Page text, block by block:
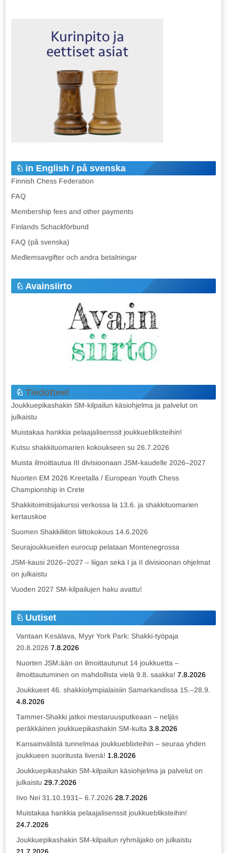
in English / på svenska
Finnish Chess Federation
FAQ
Membership fees and other payments
Finlands Schackförbund
FAQ (på svenska)
Medlemsavgifter och andra betalningar
Avainsiirto
Tiedotteet
Joukkuepikashakin SM-kilpailun käsiohjelma ja palvelut on
julkaistu
Muistakaa hankkia pelaajalisenssit joukkuebliksteihin!
Kutsu shakkituomarien kokoukseen su 26.7.2026
Muista ilmoittautua III divisioonaan JSM-kaudelle 2026–2027
Nuorten EM 2026 Kreetalla / European Youth Chess
Championship in Crete
Shakkitoimitsijakurssi verkossa la 13.6. ja shakkituomarien
kertauskoe
Suomen Shakkiliiton liittokokous 14.6.2026
Seurajoukkueiden eurocup pelataan Montenegrossa
JSM-kausi 2026–2027 – liigan sekä I ja II divisioonan ohjelmat
on julkaistu
Vuoden 2027 SM-kilpailujen haku avattu!
Uutiset
Vantaan Kesälava, Myyr York Park: Shakki-työpaja
20.8.2026 7.8.2026
Nuorten JSM:ään on ilmoittautunut 14 joukkuetta –
ilmoittautuminen on mahdollista vielä 9.8. saakka! 7.8.2026
Joukkueet 46. shakkiolympialaisiin Samarkandissa 15.–28.9.
4.8.2026
Tammer-Shakki jatkoi mestaruusputkeaan – neljäs
peräkkäinen joukkuepikashakin SM-kulta 3.8.2026
Kansainvälistä tunnelmaa joukkueblixteihin – seuraa yhden
joukkueen suoritusta livenä! 1.8.2026
Joukkuepikashakin SM-kilpailun käsiohjelma ja palvelut on
julkaistu 29.7.2026
Iivo Nei 31.10.1931– 6.7.2026 28.7.2026
Muistakaa hankkia pelaajalisenssit joukkuebliksteihin!
24.7.2026
Joukkuepikashakin SM-kilpailun ryhmäjako on julkaistu